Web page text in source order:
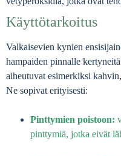
Käyttötarkoitus
Valkaisevien kynien
hampaiden pinnalle
aiheutuvat esimerkiksi
Ne sopivat erityisesti:
Pinttymien poistoon:
pinttymiä, jotka eivät